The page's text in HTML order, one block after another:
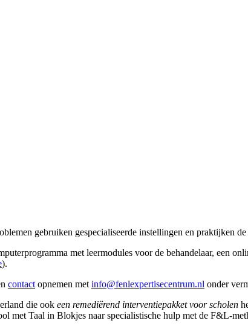
gebruiken gespecialiseerde instellingen en praktijken de
met leermodules voor de behandelaar, een
).
contact opnemen met info@fenlexpertisecentrum.nl onder
die ook een remediërend interventiepakket voor scholen
met Taal in Blokjes naar specialistische hulp met de F&L-